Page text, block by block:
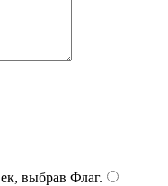
выбрав Флаг.